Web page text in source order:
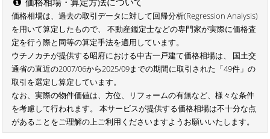
価格相場は、過去の取引データに対して回帰分析(Regression Analysis)
を用いて算定したもので、 不動産鑑定士などの専門家が実際に価格査
定を行う際と同等の算定手法を適用しています。
ウチノカチが提供する昭府における中古一戸建て価格相場は、 国土交
通省の直近の2007/06から2025/09までの期間に取引された「49件」の
取引を選定し算定しています。
なお、実際の物件価値は、方位、リフォームの有無など、様々な条件
を考慮して行われます。 本サービスが提供する価格相場は不十分な点
があることをご理解の上ご利用くださいますようお願いいたします。